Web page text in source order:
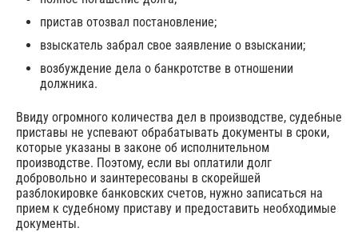
пристав отозвал постановление;
взыскатель забрал свое заявление о взыскании;
возбуждение дела о банкротстве в отношении
должника.
Ввиду огромного количества дел в производстве, судебные
приставы не успевают обрабатывать документы в сроки,
которые указаны в законе об исполнительном
производстве. Поэтому, если вы оплатили долг
добровольно и заинтересованы в скорейшей
разблокировке банковских счетов, нужно записаться на
прием к судебному приставу и предоставить необходимые
документы.